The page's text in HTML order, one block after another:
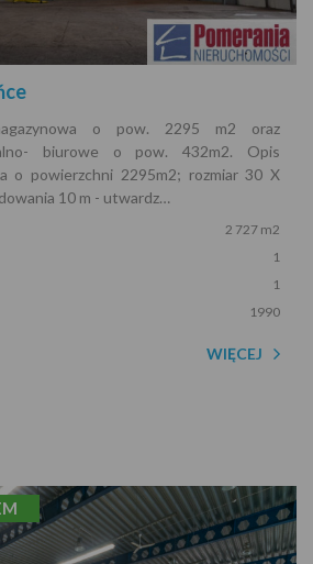
o pow. 2295 m2 oraz
biurowe o pow. 432m2. Opis
o powierzchni 2295m2; rozmiar 30 X
10 m - utwardz…
2 727 m2
1
1
1990
WIĘCEJ